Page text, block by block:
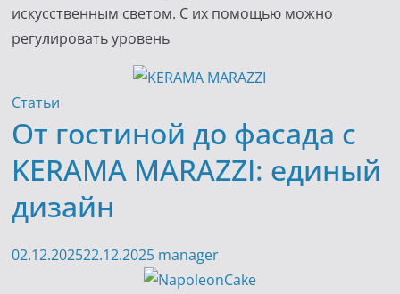
искусственным светом. С их помощью можно
регулировать уровень
Статьи
От гостиной до фасада с
KERAMA MARAZZI: единый
дизайн
02.12.202522.12.2025 manager